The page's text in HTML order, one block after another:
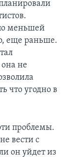
меньшей
еще раньше.
не
что угодно в
проблемы.
вести с
он уйдет из